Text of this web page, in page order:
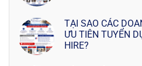
TẠI SAO CÁC
ƯU TIÊN TUYỂN
HIRE?